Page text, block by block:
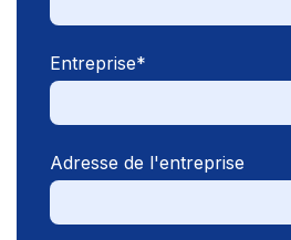
Entreprise*
Adresse de l'entreprise